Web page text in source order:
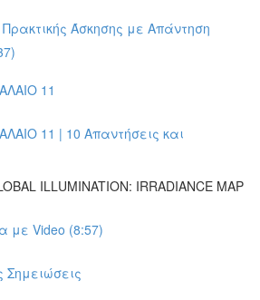
Άσκησης με Απάντηση
11
11 | 10 Απαντήσεις και
ILLUMINATION: IRRADIANCE MAP
με Video (8:57)
Σημειώσεις